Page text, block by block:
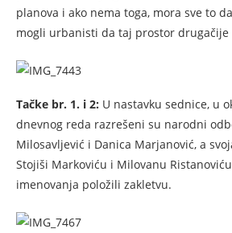
planova i ako nema toga, mora sve to
mogli urbanisti da taj prostor
Tačke br. 1. i 2: U nastavku sednice, u
dnevnog reda razrešeni su narodni
Milosavljević i Danica Marjanović, a
Stojiši Markoviću i Milovanu
imenovanja položili zakletvu.